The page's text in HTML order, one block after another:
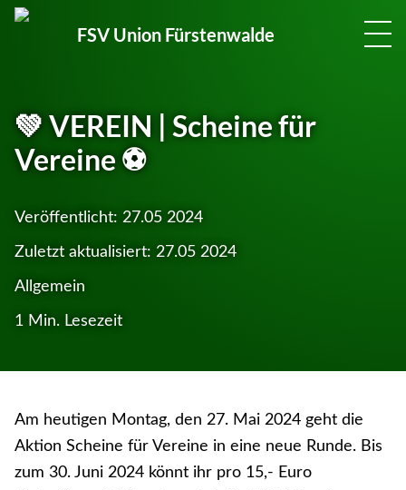
FSV Union Fürstenwalde
💚 VEREIN | Scheine für
Vereine ⚽
Veröffentlicht: 27.05 2024
Zuletzt aktualisiert: 27.05 2024
Allgemein
1 Min. Lesezeit
Am heutigen Montag, den 27. Mai 2024 geht die
Aktion Scheine für Vereine in eine neue Runde. Bis
zum 30. Juni 2024 könnt ihr pro 15,- Euro